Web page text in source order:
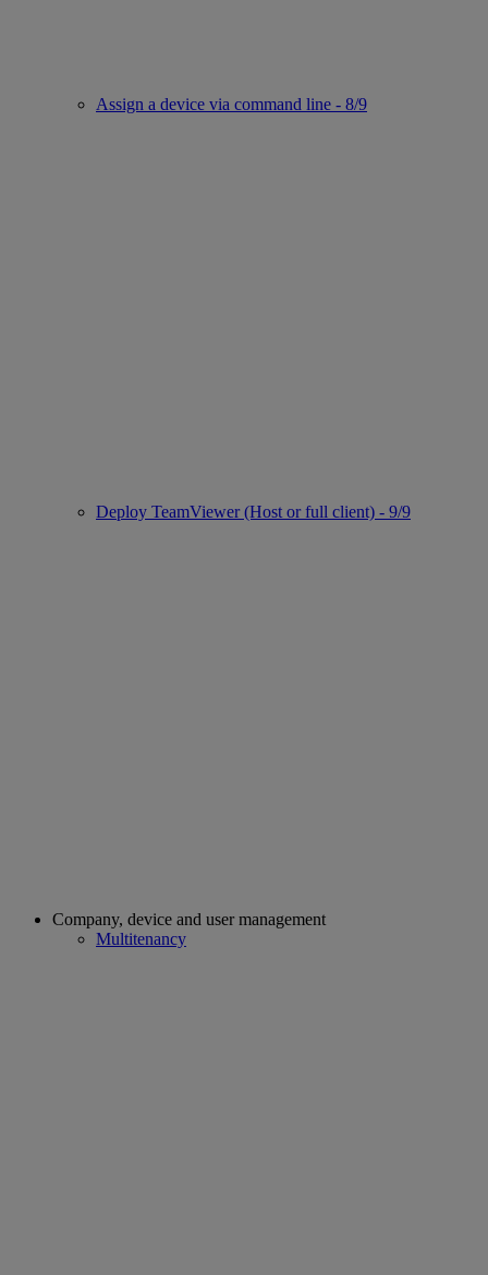
Assign a device via command line - 8/9
Deploy TeamViewer (Host or full client) - 9/9
Company, device and user management
Multitenancy